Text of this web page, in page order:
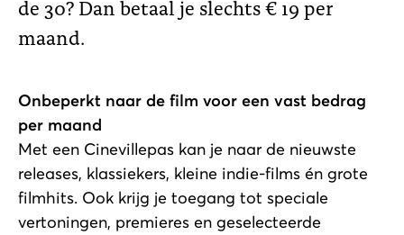
de 30? Dan betaal je slechts € 19 per
maand.
Onbeperkt naar de film voor een vast bedrag
per maand
Met een Cinevillepas kan je naar de nieuwste
releases, klassiekers, kleine indie-films én grote
filmhits. Ook krijg je toegang tot speciale
vertoningen, premieres en geselecteerde